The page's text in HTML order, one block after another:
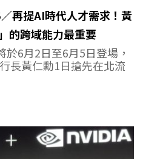
再提AI時代人才需求！黃
的跨域能力最重要
於6月2日至6月5日登場，
長黃仁勳1日搶先在北流